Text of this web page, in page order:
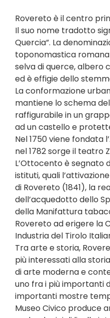
Rovereto è il centro
Il suo nome tradotto
Quercia”. La
toponomastica romana
selva di querce, albero
ed è effigie dello
La conformazione
mantiene lo schema
raffigurabile in un
ad un castello e
Nel 1750 viene fondata
nel 1782 sorge il teatro
L’Ottocento è segnato
istituti, quali
di Rovereto (1841), la
dell’acquedotto dello
della Manifattura
Rovereto ad erigere la
Industria del Tirolo
Tra arte e storia,
più interessati alla
di arte moderna e
uno fra i più importanti
importanti mostre
Museo Civico produce